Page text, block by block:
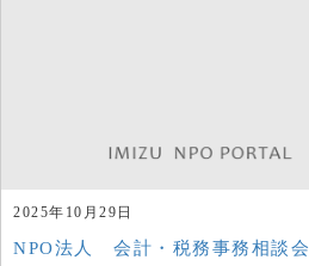
2025年10月29日
NPO法人 会計・税務事務相談会